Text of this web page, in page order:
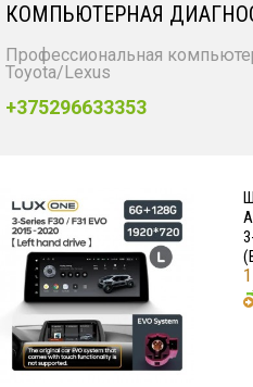
КОМПЬЮТЕРНАЯ
Профессиональная
Toyota/Lexus
+375296633353